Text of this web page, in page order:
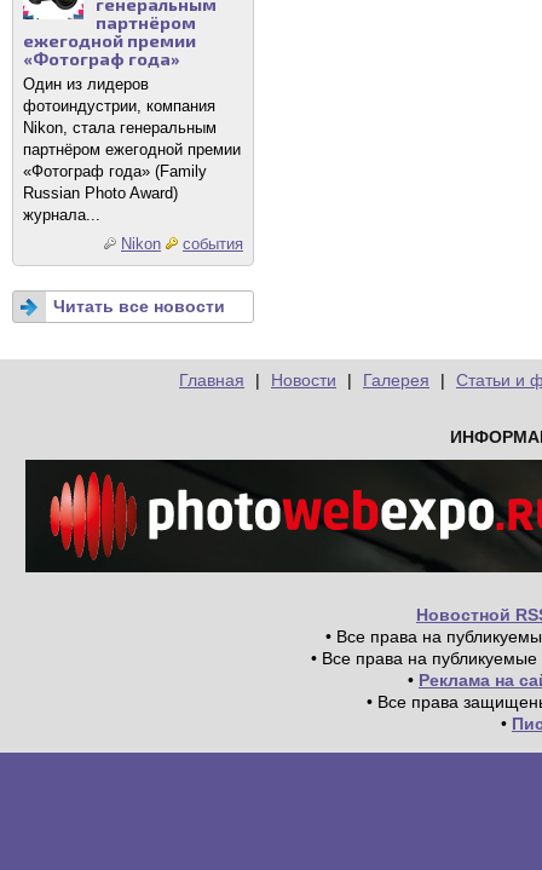
генеральным
партнёром
ежегодной премии
«Фотограф года»
Один из лидеров
фотоиндустрии, компания
Nikon, стала генеральным
партнёром ежегодной премии
«Фотограф года» (Family
Russian Photo Award)
журнала...
Nikon
события
Читать все новости
Главная | Новости | Галерея | Статьи и
Новостной
• Все права на
• Все права на
• Реклама на
• Все права
•